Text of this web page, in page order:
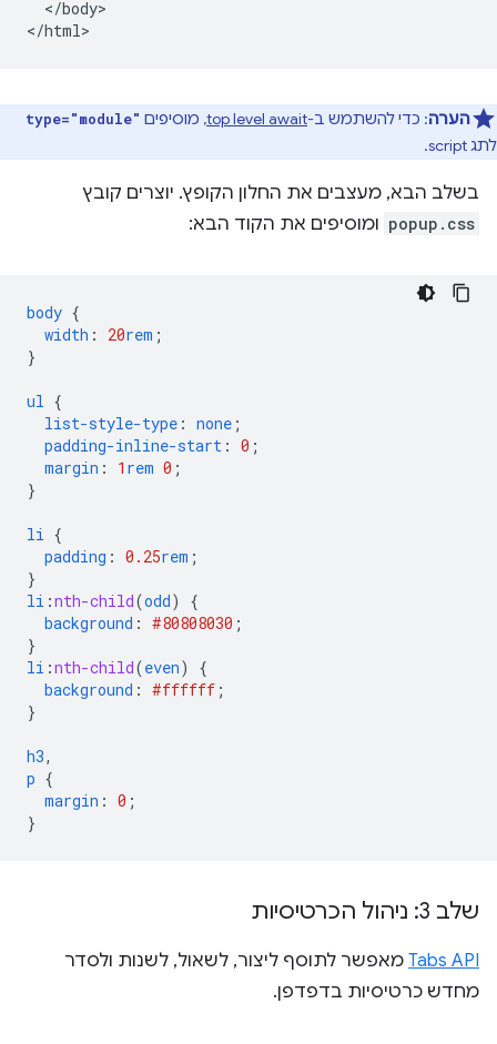
  </body>
הערה: כדי להשתמש ב-top level await, מוסיפים type="module"
לתג script.
בשלב הבא, מעצבים את החלון הקופץ. יוצרים קובץ
popup.css ומוסיפים את הקוד הבא:
body {
width : 20rem ;
}
ul {
list-style-type : none ;
padding-inline-start : 0 ;
margin : 1 rem 0 ;
}
li {
padding : 0.25rem ;
}
li :nth-child(odd)
{
background : #80808030 ;
}
li :nth-child(even)
{
background : #ffffff ;
}
h3,
p {
margin : 0 ;
}
שלב 3: ניהול הכרטיסיות
Tabs API מאפשר לתוסף ליצור, לשאול, לשנות ולסדר
מחדש כרטיסיות בדפדפן.